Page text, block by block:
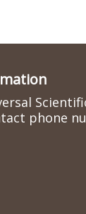
phone